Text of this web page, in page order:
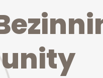
ezinni
unity